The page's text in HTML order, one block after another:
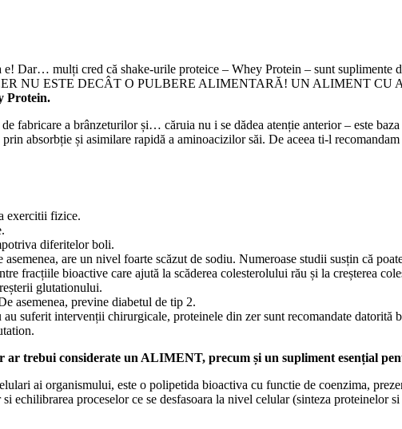
e! Dar… mulți cred că shake-urile proteice – Whey Protein – sunt suplimente
NU ESTE DECÂT O PULBERE ALIMENTARĂ! UN ALIMENT
Protein.
fabricare a brânzeturilor și… căruia nu i se dădea atenție anterior – este
absorbție și asimilare rapidă a aminoacizilor săi. De aceea ti-l
exercitii fizice.
diferitelor boli.
are un nivel foarte scăzut de sodiu. Numeroase studii susțin că
fracțiile bioactive care ajută la scăderea colesterolului rău și la creșterea
glutationului.
asemenea, previne diabetul de tip 2.
suferit intervenții chirurgicale, proteinele din zer sunt recomandate datorită
ar trebui considerate un ALIMENT, precum și un supliment esențial
ai organismului, este o polipetida bioactiva cu functie de coenzima,
echilibrarea proceselor ce se desfasoara la nivel celular (sinteza proteinelor